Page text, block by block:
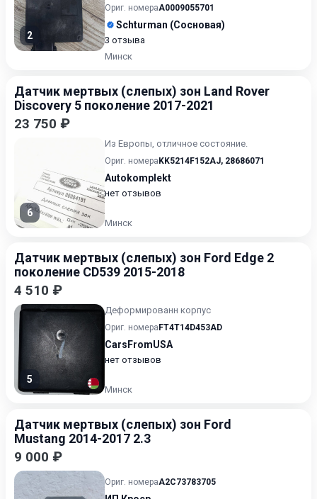
2
Ориг. номераA0009055701
Schturman (Сосновая)
3 отзыва
Минск
Датчик мертвых (слепых) зон Land Rover
Discovery 5 поколение 2017-2021
23 750 ₽
6
Из Европы, отличное состояние.
Ориг. номера KK5214F152AJ, 28686071
Autokomplekt
нет отзывов
Минск
Датчик мертвых (слепых) зон Ford Edge 2
поколение CD539 2015-2018
4 510 ₽
5
Деформированн корпус
Ориг. номера FT4T14D453AD
CarsFromUSA
нет отзывов
Минск
Датчик мертвых (слепых) зон Ford
Mustang 2014-2017 2.3
9 000 ₽
Ориг. номераA2C73783705